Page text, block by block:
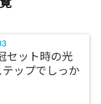
セット時の光
ップでしっか